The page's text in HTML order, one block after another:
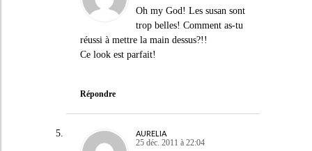
Oh my God! Les susan sont
trop belles! Comment as-tu
réussi à mettre la main dessus?!!
Ce look est parfait!
Répondre
AURELIA
25 déc. 2011 à 22:04